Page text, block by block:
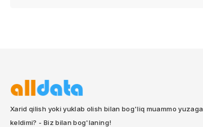
Xarid qilish yoki yuklab olish bilan bog'liq muammo yuzaga
keldimi? - Biz bilan bog'laning!